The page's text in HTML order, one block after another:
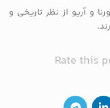
و آریو از نظر تاریخی و
Rate this